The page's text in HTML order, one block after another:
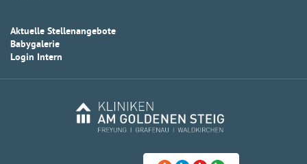
Aktuelle Stellenangebote
Babygalerie
Login Intern